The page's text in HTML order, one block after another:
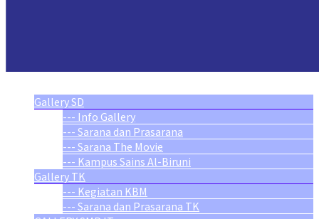
Gallery SD
--- Info Gallery
--- Sarana dan Prasarana
--- Sarana The Movie
--- Kampus Sains Al-Biruni
Gallery TK
--- Kegiatan KBM
--- Sarana dan Prasarana TK